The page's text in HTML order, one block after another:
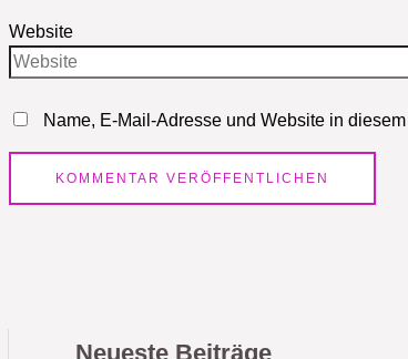
Website
Name, E-Mail-Adresse und Website in
Neueste Beiträge